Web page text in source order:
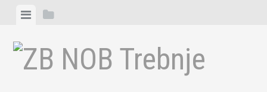
content
ViewView